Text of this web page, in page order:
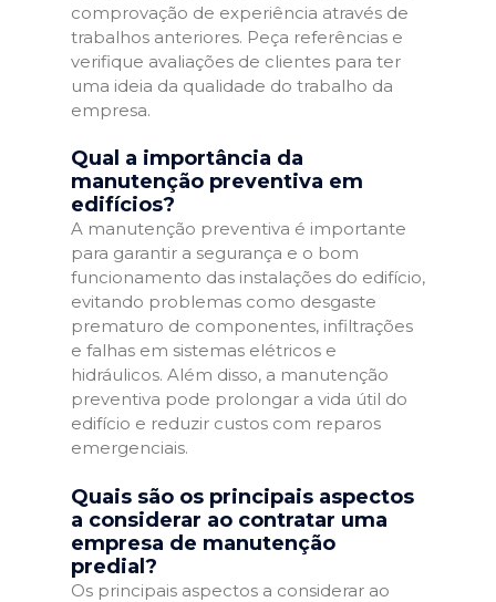
comprovação de experiência através de
trabalhos anteriores. Peça referências e
verifique avaliações de clientes para ter
uma ideia da qualidade do trabalho da
empresa.
Qual a importância da
manutenção preventiva em
edifícios?
A manutenção preventiva é importante
para garantir a segurança e o bom
funcionamento das instalações do edifício,
evitando problemas como desgaste
prematuro de componentes, infiltrações
e falhas em sistemas elétricos e
hidráulicos. Além disso, a manutenção
preventiva pode prolongar a vida útil do
edifício e reduzir custos com reparos
emergenciais.
Quais são os principais aspectos
a considerar ao contratar uma
empresa de manutenção
predial?
Os principais aspectos a considerar ao